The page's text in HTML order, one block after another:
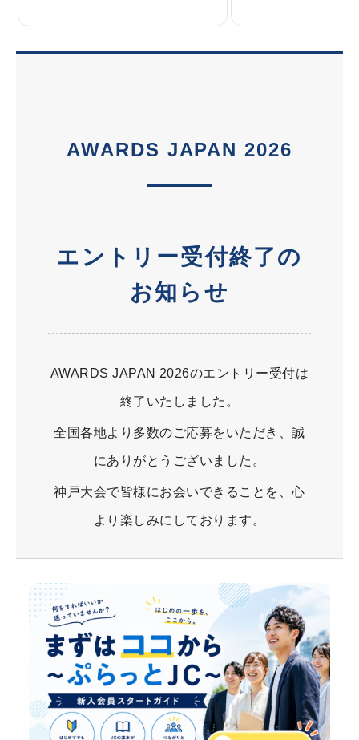
AWARDS JAPAN 2026
エントリー受付終了の
お知らせ
AWARDS JAPAN 2026のエントリー受付は
終了いたしました。
全国各地より多数のご応募をいただき、誠
にありがとうございました。
神戸大会で皆様にお会いできることを、心
より楽しみにしております。